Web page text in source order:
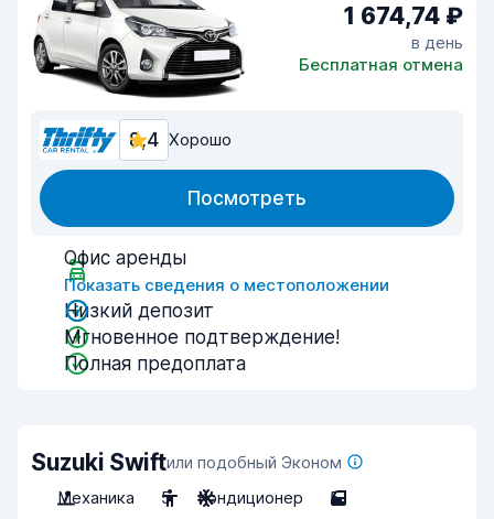
1 674,74 ₽
в день
Бесплатная отмена
8,4 Хорошо
Посмотреть
Офис аренды
Показать сведения о местоположении
Низкий депозит
Мгновенное подтверждение!
Полная предоплата
Suzuki Swiftили подобный Эконом
Механика
5 Кондиционер 5